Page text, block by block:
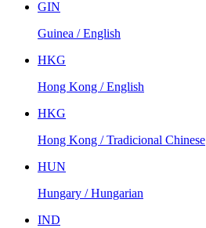
GIN
Guinea / English
HKG
Hong Kong / English
HKG
Hong Kong / Tradicional Chinese
HUN
Hungary / Hungarian
IND